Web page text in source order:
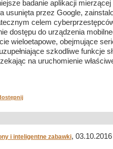
badanie aplikacji
usunięta przez Google,
celem
dostępu do urządzenia
wieloetapowe, obejmujące
szkodliwe funkcje
na uruchomienie
i inteligentne zabawki, 03.10.2016